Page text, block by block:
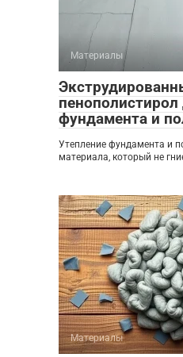
Материалы
пенополистирол
фундамента и
Утепление фундамента и
материала, который не
Материалы